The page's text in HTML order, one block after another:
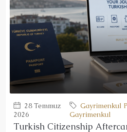
28 Temmuz
2026
Gayrimenkul
Gayrimenkul
Turkish Citizenship